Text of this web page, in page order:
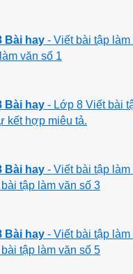
Bài hay - Viết bài tập
văn số 1
Bài hay - Lớp 8 Viết bài
kết hợp miêu tả.
Bài hay - Viết bài tập
tập làm văn số 3
Bài hay - Viết bài tập
tập làm văn số 5